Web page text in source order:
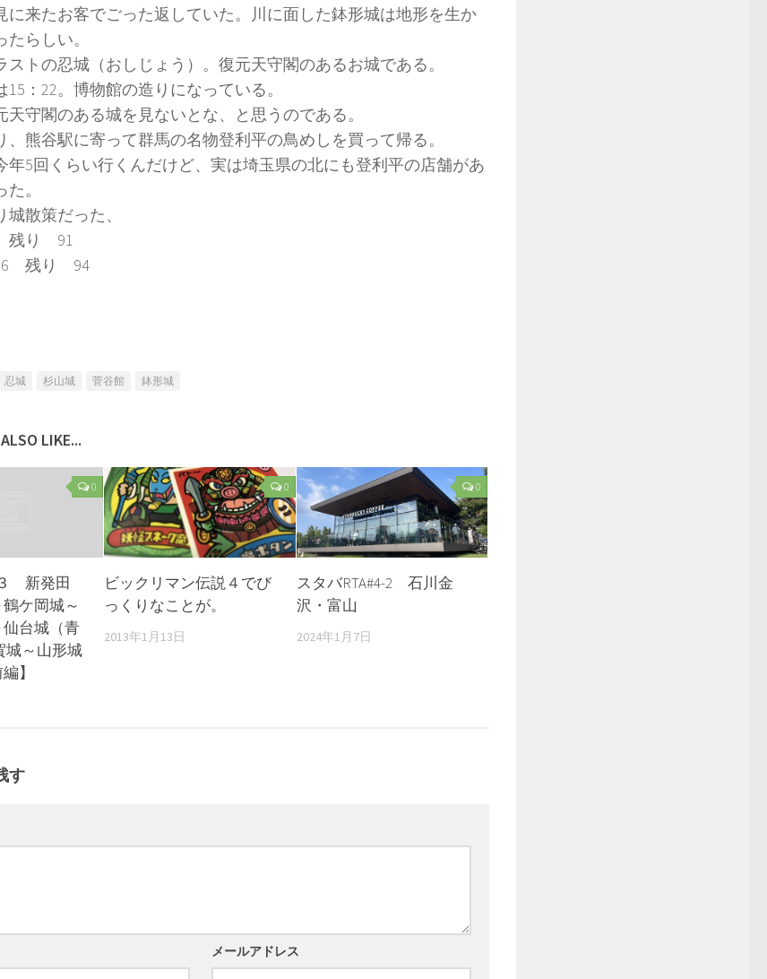
に来たお客でごった返していた。川に面した鉢形城は地形を生か
らしい。
ストの忍城（おしじょう）。復元天守閣のあるお城である。
：22。博物館の造りになっている。
天守閣のある城を見ないとな、と思うのである。
、熊谷駅に寄って群馬の名物登利平の鳥めしを買って帰る。
年5回くらい行くんだけど、実は埼玉県の北にも登利平の店舗があ
。
散策だった、
残り 91
6 残り 94
忍城 杉山城 菅谷館 鉢形城
LIKE...
0
新発田
ケ岡城～
仙台城（青
城～山形城
】
0
ビックリマン伝説４でび
っくりなことが。
2013年1月13日
0
スタバRTA#4-2 石川金
沢・富山
2024年1月7日
す
メールアドレス